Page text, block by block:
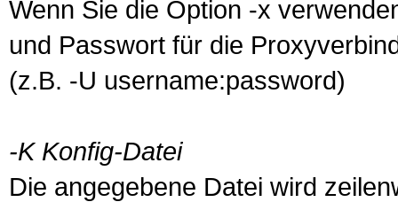
Wenn Sie die Option -x
und Passwort für die
(z.B. -U username:password)
-K Konfig-Datei
Die angegebene Datei wird